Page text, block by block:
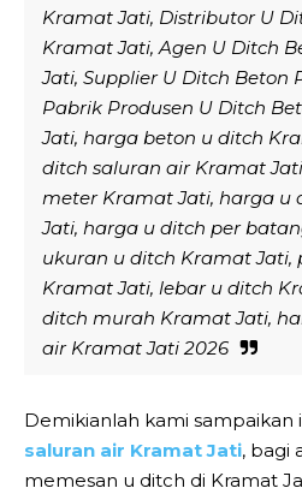
Kramat Jati, Distributor U
Kramat Jati, Agen U Ditch
Jati, Supplier U Ditch Beton
Pabrik Produsen U Ditch
Jati, harga beton u ditch
ditch saluran air Kramat
meter Kramat Jati, harga u
Jati, harga u ditch per
ukuran u ditch Kramat Jati,
Kramat Jati, lebar u ditch
ditch murah Kramat Jati,
air Kramat Jati 2026
Demikianlah kami sampaikan
saluran air Kramat Jati, bagi
memesan u ditch di Kramat